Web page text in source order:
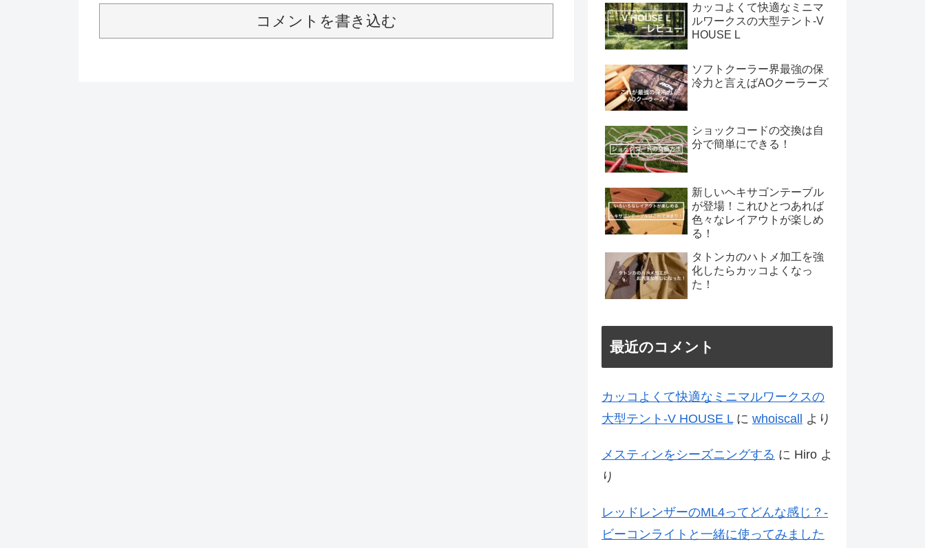
コメントを書き込む
カッコよくて快適なミニマ
ルワークスの大型テント-V
HOUSE L
ソフトクーラー界最強の保
冷力と言えばAOクーラーズ
ショックコードの交換は自
分で簡単にできる！
新しいヘキサゴンテーブル
が登場！これひとつあれば
色々なレイアウトが楽しめ
る！
タトンカのハトメ加工を強
化したらカッコよくなっ
た！
最近のコメント
カッコよくて快適なミニマルワークスの
大型テント-V HOUSE Lに whoiscall より
メスティンをシーズニングする に Hiro よ
り
レッドレンザーのML4ってどんな感じ？-
ビーコンライトと一緒に使ってみました